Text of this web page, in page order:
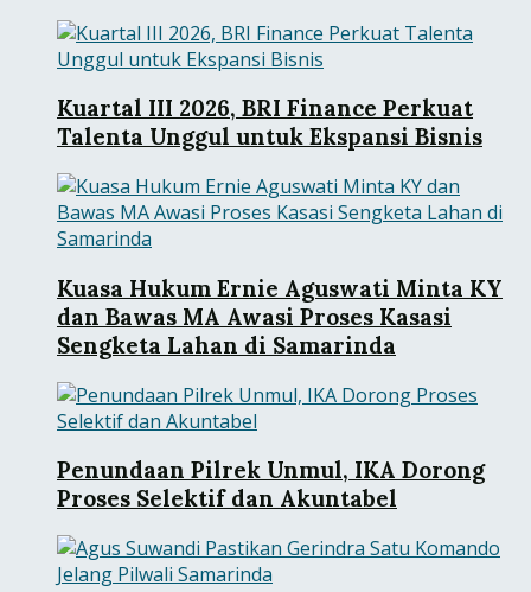
Kuartal III 2026, BRI Finance Perkuat
Talenta Unggul untuk Ekspansi Bisnis
Kuasa Hukum Ernie Aguswati Minta KY
dan Bawas MA Awasi Proses Kasasi
Sengketa Lahan di Samarinda
Penundaan Pilrek Unmul, IKA Dorong
Proses Selektif dan Akuntabel